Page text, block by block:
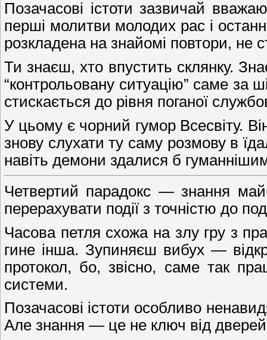
Позачасові істоти зазвичай
перші молитви молодих рас і
розкладена на знайомі повтори, не
Ти знаєш, хто впустить склянку.
“контрольовану ситуацію” саме за
стискається до рівня поганої
У цьому є чорний гумор Всесвіту.
знову слухати ту саму розмову в
навіть демони здалися б
Четвертий парадокс — знання
перерахувати події з точністю до
Часова петля схожа на злу гру з
гине інша. Зупиняєш вибух —
протокол, бо, звісно, саме так
системи.
Позачасові істоти особливо
Але знання — це не ключ від дверей.